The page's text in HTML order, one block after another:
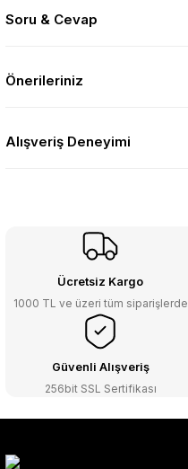
Soru & Cevap
Önerileriniz
Alışveriş Deneyimi
Ücretsiz Kargo
1000 TL ve üzeri tüm siparişlerde
Güvenli Alışveriş
256bit SSL Sertifikası